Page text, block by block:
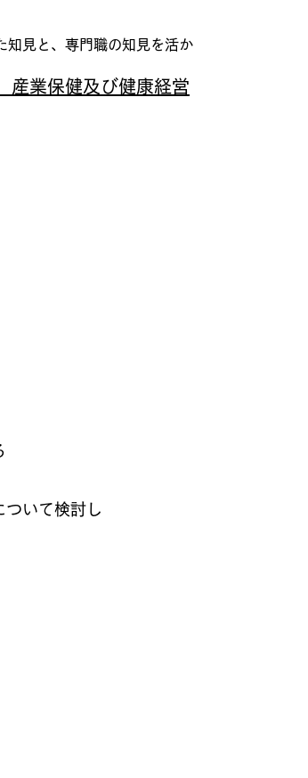
知見と、専門職の知見を活か
産業保健及び健康経営
いて検討し